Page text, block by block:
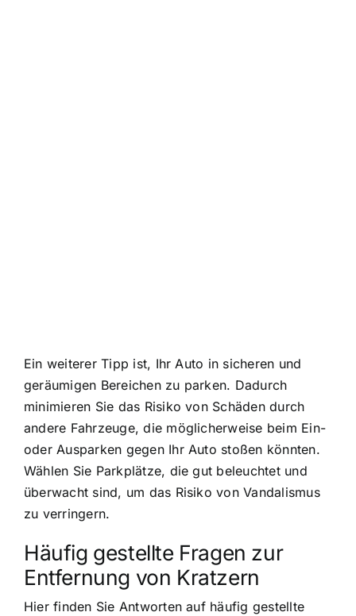
Ein weiterer Tipp ist, Ihr Auto in sicheren und
geräumigen Bereichen zu parken. Dadurch
minimieren Sie das Risiko von Schäden durch
andere Fahrzeuge, die möglicherweise beim Ein-
oder Ausparken gegen Ihr Auto stoßen könnten.
Wählen Sie Parkplätze, die gut beleuchtet und
überwacht sind, um das Risiko von Vandalismus
zu verringern.
Häufig gestellte Fragen zur
Entfernung von Kratzern
Hier finden Sie Antworten auf häufig gestellte